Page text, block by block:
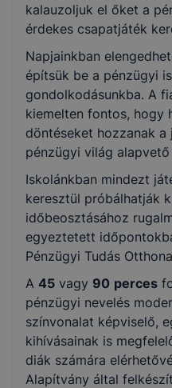
kalauzoljuk el őket a
érdekes csapatjáték
Napjainkban
építsük be a pénzügyi
gondolkodásunkba. A
kiemelten fontos, hogy
döntéseket hozzanak a
pénzügyi világ
Iskolánkban mindezt
keresztül próbálhatják
időbeosztásához
egyeztetett
Pénzügyi Tudás
A 45 vagy 90 perces
pénzügyi nevelés
színvonalat képviselő,
kihívásainak is
diák számára
Alapítvány által